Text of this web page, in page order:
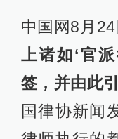
中国网8月
上诸如‘官
签，并由此
国律协新闻